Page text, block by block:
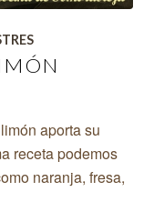
aporta su
receta podemos
naranja, fresa,